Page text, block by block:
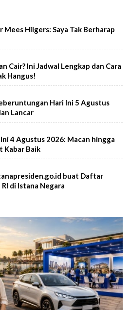
Hilgers: Saya Tak Berharap
Cair? Ini Jadwal Lengkap dan Cara
Hangus!
Hari Ini 5 Agustus
Lancar
4 Agustus 2026: Macan hingga
Kabar Baik
buat Daftar
di Istana Negara